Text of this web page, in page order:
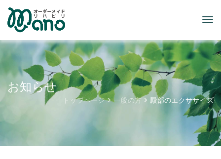
お知らせ
トップページ 一般の方 殿部のエクササイズ